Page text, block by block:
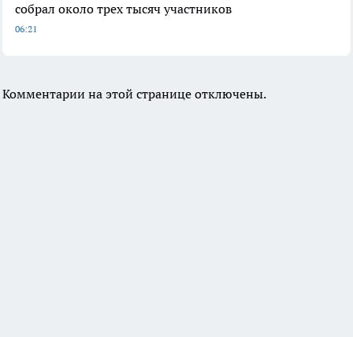
собрал около трех тысяч участников
06:21
Комментарии на этой странице отключены.